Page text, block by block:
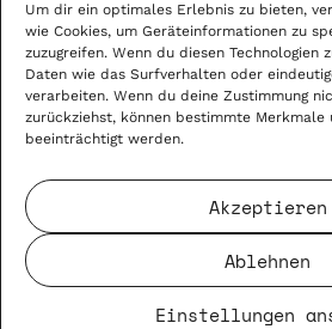
Um dir ein optimales Erlebnis zu bieten,
wie Cookies, um Geräteinformationen zu
zuzugreifen. Wenn du diesen Technologien
Daten wie das Surfverhalten oder
verarbeiten. Wenn du deine Zustimmung
zurückziehst, können bestimmte Merkmale
beeinträchtigt werden.
Akzeptieren
Ablehnen
Einstellungen